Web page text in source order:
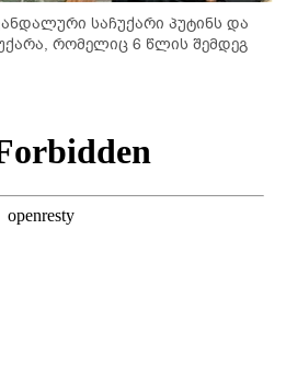
საჩუქარი პუტინს და
რომელიც 6 წლის შემდეგ